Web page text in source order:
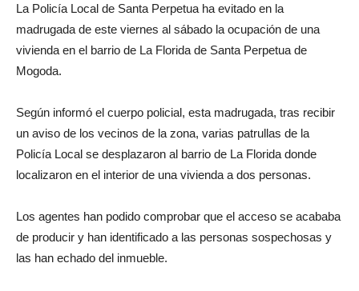
La Policía Local de Santa Perpetua ha evitado en la
madrugada de este viernes al sábado la ocupación de una
vivienda en el barrio de La Florida de Santa Perpetua de
Mogoda.
Según informó el cuerpo policial, esta madrugada, tras recibir
un aviso de los vecinos de la zona, varias patrullas de la
Policía Local se desplazaron al barrio de La Florida donde
localizaron en el interior de una vivienda a dos personas.
Los agentes han podido comprobar que el acceso se acababa
de producir y han identificado a las personas sospechosas y
las han echado del inmueble.